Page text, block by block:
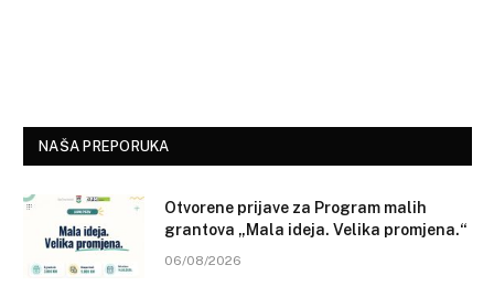
NAŠA PREPORUKA
Otvorene prijave za Program malih
grantova „Mala ideja. Velika promjena.“
06/08/2026